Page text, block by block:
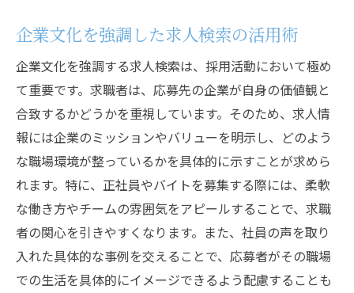
企業文化を強調した求人検索の活用術
企業文化を強調する求人検索は、採用活動において極め
て重要です。求職者は、応募先の企業が自身の価値観と
合致するかどうかを重視しています。そのため、求人情
報には企業のミッションやバリューを明示し、どのよう
な職場環境が整っているかを具体的に示すことが求めら
れます。特に、正社員やバイトを募集する際には、柔軟
な働き方やチームの雰囲気をアピールすることで、求職
者の関心を引きやすくなります。また、社員の声を取り
入れた具体的な事例を交えることで、応募者がその職場
での生活を具体的にイメージできるよう配慮することも